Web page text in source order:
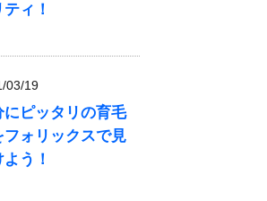
ティ！
03/19
にピッタリの育毛
フォリックスで見
う！